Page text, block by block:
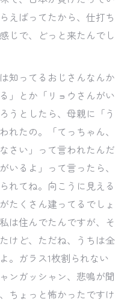
えばってたから、仕打ち
じで、どっと来たんでし
知ってるおじさんなんか
」とか「リョウさんがい
うとしたら、母親に「う
れたの。「てっちゃん、
さい」って言われたんだ
いるよ」って言ったら、
れてね。向こうに見える
たくさん建ってるでしょ
は住んでたんですが、そ
けど、ただね、うちは全
。ガラス1枚割られない
ンガッシャン、悲鳴が聞
ちょっと怖かったですけ